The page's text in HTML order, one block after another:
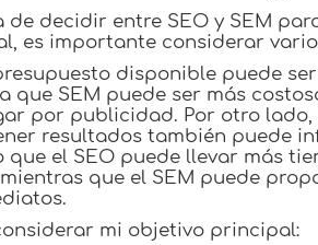
de decidir entre SEO y SEM
es importante considerar
disponible puede
que SEM puede ser más
por publicidad. Por otro lado,
resultados también puede
que el SEO puede llevar más
que el SEM puede
mi objetivo principal: